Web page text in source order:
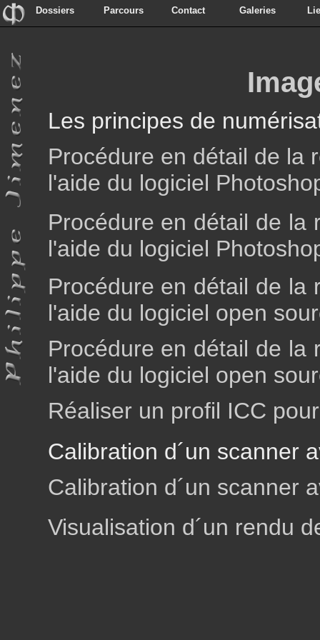
Dossiers Parcours Contact Galeries
Les principes de
Procédure en détail de la
l'aide du logiciel
Procédure en détail de la
l'aide du logiciel
Procédure en détail de la
l'aide du logiciel open
Procédure en détail de la
l'aide du logiciel open
Réaliser un profil ICC
Calibration d´un scanner
Calibration d´un scanner
Visualisation d´un rendu
Dossiers Parcours Contact Galeries